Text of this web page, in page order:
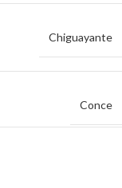
Chiguayante
Conce